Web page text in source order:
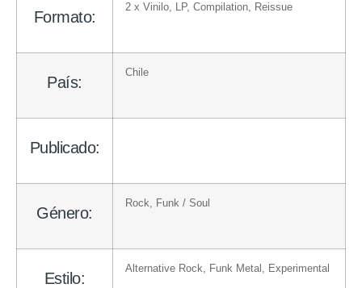
Formato:
2 x Vinilo , LP, Compilation, Reissue
País:
Chile
Publicado:
Género:
Rock Funk / Soul
Estilo:
Alternative Rock Funk Metal Experimental